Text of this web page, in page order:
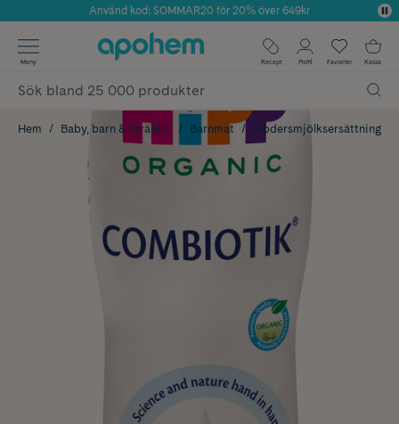
Årets Butik 2025 inom Skönhet
Använd kod: SOMMAR20 för 20% över 649kr
✓ Fri frakt
✓ Poäng på alla köp*
Meny Recept Profil Favoriter Kassa
Hem Baby, barn & förälder Barnmat Modersmjölksersättning